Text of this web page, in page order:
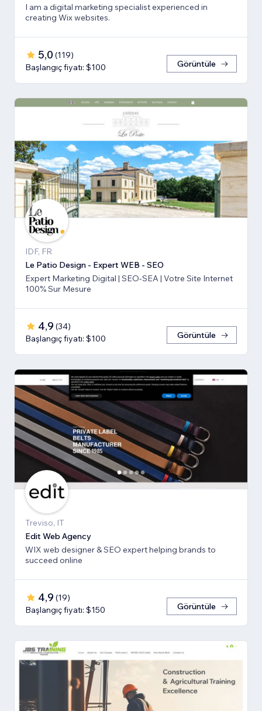
I am a digital marketing specialist experienced in
creating Wix websites.
5,0 (119)
Başlangıç fiyatı: $100
Görüntüle
IDF, FR
Le Patio Design - Expert WEB - SEO
Expert Marketing Digital | SEO-SEA | Votre Site Internet
100% Sur Mesure
4,9 (34)
Başlangıç fiyatı: $100
Görüntüle
Treviso, IT
Edit Web Agency
WIX web designer & SEO expert helping brands to
succeed online
4,9 (19)
Başlangıç fiyatı: $150
Görüntüle